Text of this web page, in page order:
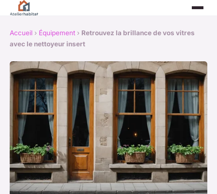
Accueil › Équipement › Retrouvez la brillance de vos vitres
avec le nettoyeur insert